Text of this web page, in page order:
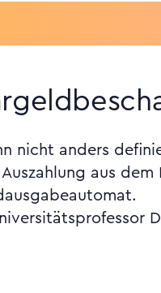
nicht anders
Auszahlung aus